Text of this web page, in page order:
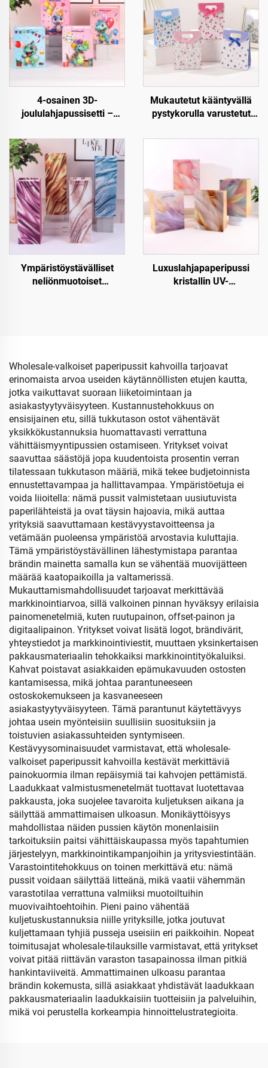
4-osainen 3D-
joululahjapussisetti –
vähittäiskauppaan ja
lahjoitukseen
Mukautetut kääntyvällä
pystykorulla varustetut
Luxus, uudellen
mukautettavat
Ympäristöystävälliset
neliönmuotoiset
Luxuslahjapaperipussi
kristallin UV-
Wholesale-valkoiset paperipussit kahvoilla tarjoavat
erinomaista arvoa useiden käytännöllisten etujen kautta,
jotka vaikuttavat suoraan liiketoimintaan ja
asiakastyytyväisyyteen. Kustannustehokkuus on
ensisijainen etu, sillä tukkutason ostot vähentävät
yksikkökustannuksia huomattavasti verrattuna
vähittäismyyntipussien ostamiseen. Yritykset voivat
saavuttaa säästöjä jopa kuudentoista prosentin verran
tilatessaan tukkutason määriä, mikä tekee budjetoinnista
ennustettavampaa ja hallittavampaa. Ympäristöetuja ei
voida liioitella: nämä pussit valmistetaan uusiutuvista
paperilähteistä ja ovat täysin hajoavia, mikä auttaa
yrityksiä saavuttamaan kestävyystavoitteensa ja
vetämään puoleensa ympäristöä arvostavia kuluttajia.
Tämä ympäristöystävällinen lähestymistapa parantaa
brändin mainetta samalla kun se vähentää muovijätteen
määrää kaatopaikoilla ja valtamerissä.
Mukauttamismahdollisuudet tarjoavat merkittävää
markkinointiarvoa, sillä valkoinen pinnan hyväksyy erilaisia
painomenetelmiä, kuten ruutupainon, offset-painon ja
digitaalipainon. Yritykset voivat lisätä logot, brändivärit,
yhteystiedot ja markkinointiviestit, muuttaen yksinkertaisen
pakkausmateriaalin tehokkaiksi markkinointityökaluiksi.
Kahvat poistavat asiakkaiden epämukavuuden ostosten
kantamisessa, mikä johtaa parantuneeseen
ostoskokemukseen ja kasvaneeseen
asiakastyytyväisyyteen. Tämä parantunut käytettävyys
johtaa usein myönteisiin suullisiin suosituksiin ja
toistuvien asiakassuhteiden syntymiseen.
Kestävyysominaisuudet varmistavat, että wholesale-
valkoiset paperipussit kahvoilla kestävät merkittäviä
painokuormia ilman repäisymiä tai kahvojen pettämistä.
Laadukkaat valmistusmenetelmät tuottavat luotettavaa
pakkausta, joka suojelee tavaroita kuljetuksen aikana ja
säilyttää ammattimaisen ulkoasun. Monikäyttöisyys
mahdollistaa näiden pussien käytön monenlaisiin
tarkoituksiin paitsi vähittäiskaupassa myös tapahtumien
järjestelyyn, markkinointikampanjoihin ja yritysviestintään.
Varastointitehokkuus on toinen merkittävä etu: nämä
pussit voidaan säilyttää litteänä, mikä vaatii vähemmän
varastotilaa verrattuna valmiiksi muotoiltuihin
muovivaihtoehtoihin. Pieni paino vähentää
kuljetuskustannuksia niille yrityksille, jotka joutuvat
kuljettamaan tyhjiä pusseja useisiin eri paikkoihin. Nopeat
toimitusajat wholesale-tilauksille varmistavat, että yritykset
voivat pitää riittävän varaston tasapainossa ilman pitkiä
hankintaviiveitä. Ammattimainen ulkoasu parantaa
brändin kokemusta, sillä asiakkaat yhdistävät laadukkaan
pakkausmateriaalin laadukkaisiin tuotteisiin ja palveluihin,
mikä voi perustella korkeampia hinnoittelustrategioita.